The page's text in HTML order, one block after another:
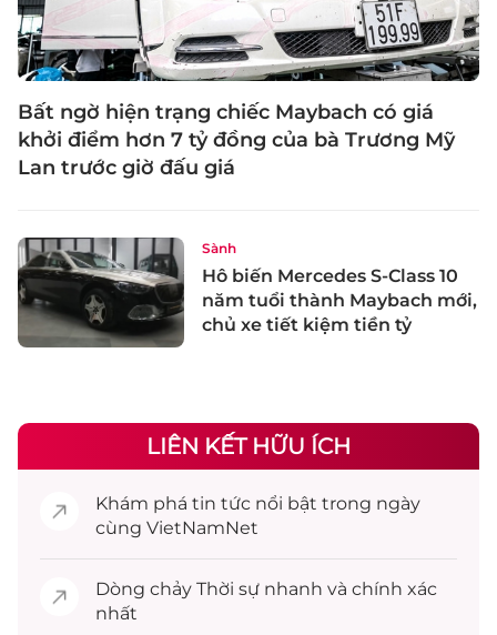
Bất ngờ hiện trạng chiếc Maybach có giá
khởi điểm hơn 7 tỷ đồng của bà Trương Mỹ
Lan trước giờ đấu giá
Sành
Hô biến Mercedes S-Class 10
năm tuổi thành Maybach mới,
chủ xe tiết kiệm tiền tỷ
LIÊN KẾT HỮU ÍCH
Khám phá tin tức nổi bật trong ngày
cùng VietNamNet
Dòng chảy Thời sự nhanh và chính xác
nhất